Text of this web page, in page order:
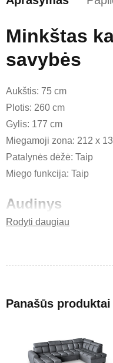
Minkštas
savybės
Aukštis: 75 cm
Plotis: 260 cm
Gylis: 177 cm
Miegamoji zona: 212 x
Patalynės dėžė: Taip
Miego funkcija: Taip
Audinys
Svoris: 220 g/m² ±5%
Atsparumas pūkavimuisi: 5
pasižymintis atsparumu
yra saugus sveikatai ir
Rodyti daugiau
Panašūs produktai